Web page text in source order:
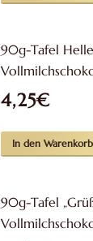
90g-Tafel
4,25€
In den Warenkorb
90g-Tafel